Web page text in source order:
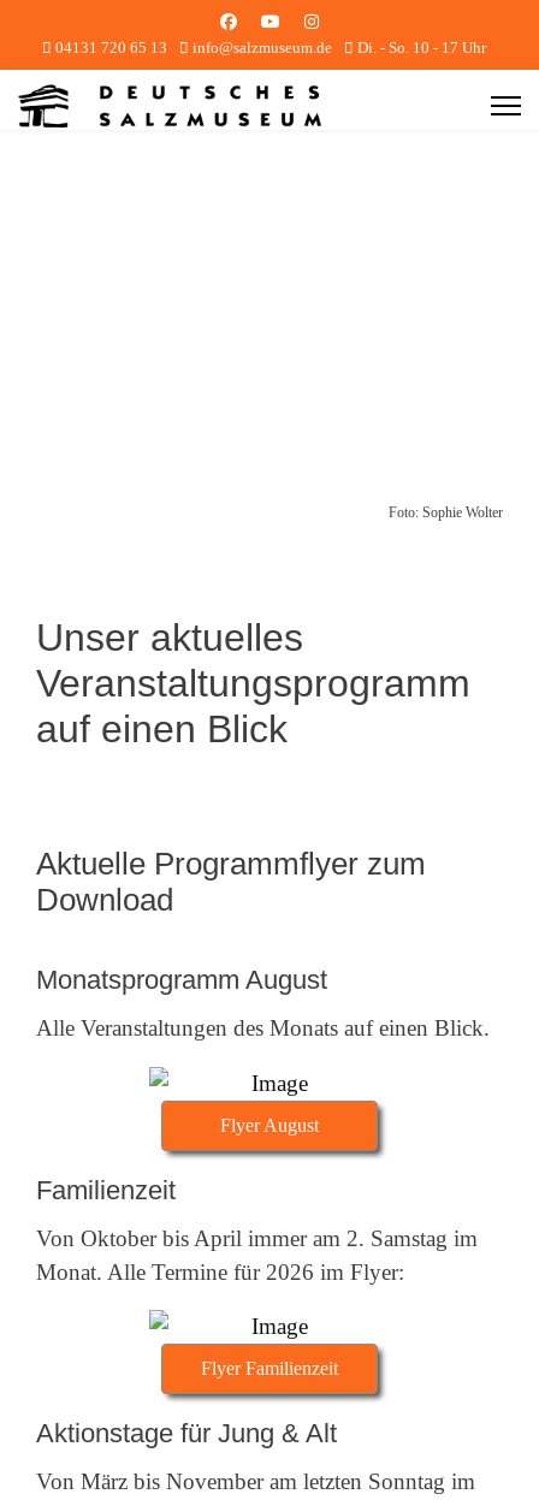
04131 720 65 13 info@salzmuseum.de Di. - So. 10 - 17 Uhr
Foto: Sophie Wolter
Unser aktuelles
Veranstaltungsprogramm
auf einen Blick
Aktuelle Programmflyer zum
Download
Monatsprogramm August
Alle Veranstaltungen des Monats auf einen Blick.
Flyer August
Familienzeit
Von Oktober bis April immer am 2. Samstag im
Monat. Alle Termine für 2026 im Flyer:
Flyer Familienzeit
Aktionstage für Jung & Alt
Von März bis November am letzten Sonntag im